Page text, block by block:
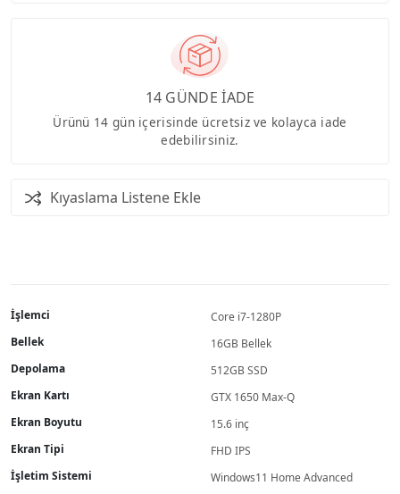
14 GÜNDE İADE
Ürünü 14 gün içerisinde ücretsiz ve kolayca iade
edebilirsiniz.
Kıyaslama Listene Ekle
İşlemci
Core i7-1280P
Bellek
16GB Bellek
Depolama
512GB SSD
Ekran Kartı
GTX 1650 Max-Q
Ekran Boyutu
15.6 inç
Ekran Tipi
FHD IPS
İşletim Sistemi
Windows11 Home Advanced